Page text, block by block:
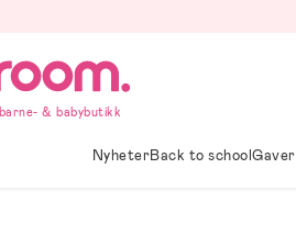
& babybutikk
NyheterBack to schoolGaver